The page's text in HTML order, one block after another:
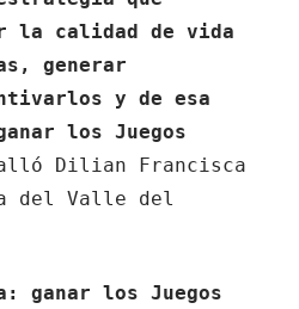
la calidad de vida
generar
y de esa
los Juegos
Dilian Francisca
del Valle del
ganar los Juegos